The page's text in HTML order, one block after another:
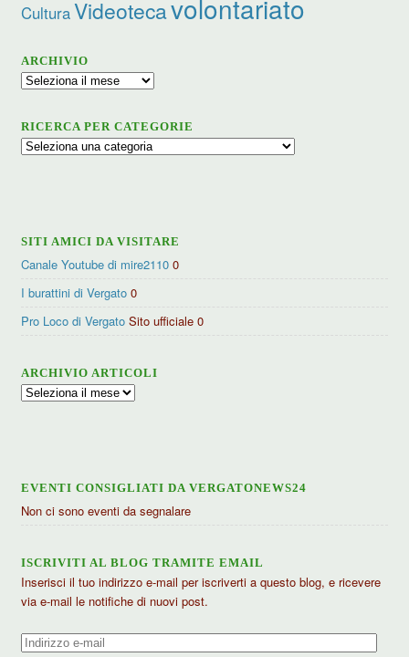
CulturaVideotecavolontariato
ARCHIVIO
Archivio
RICERCA PER CATEGORIE
Ricerca
SITI AMICI DA VISITARE
Canale Youtube di mire2110 0
I burattini di Vergato 0
Pro Loco di Vergato Sito ufficiale 0
ARCHIVIO ARTICOLI
Archivio
EVENTI CONSIGLIATI DA VERGATONEWS24
Non ci sono eventi da segnalare
ISCRIVITI AL BLOG TRAMITE EMAIL
Inserisci il tuo indirizzo e-mail per iscriverti a questo blog, e ricevere
via e-mail le notifiche di nuovi post.
Indirizzo